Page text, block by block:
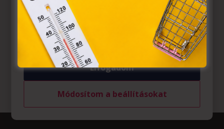
Azon weblapoknak, melyek az Európai Unió országain
belül működnek, a „sütik" használatához, és ezeknek a
felhasználó számítógépén vagy egyéb eszközén történő
tárolásához a felhasználók hozzájárulását kell kérniük.
Elfogadom
Módosítom a beállításokat